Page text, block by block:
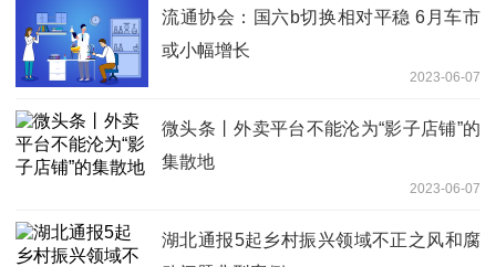
流通协会：国六b切换相对平稳 6月车市
或小幅增长
2023-06-07
微头条丨外卖平台不能沦为“影子店铺”的
集散地
2023-06-07
湖北通报5起乡村振兴领域不正之风和腐